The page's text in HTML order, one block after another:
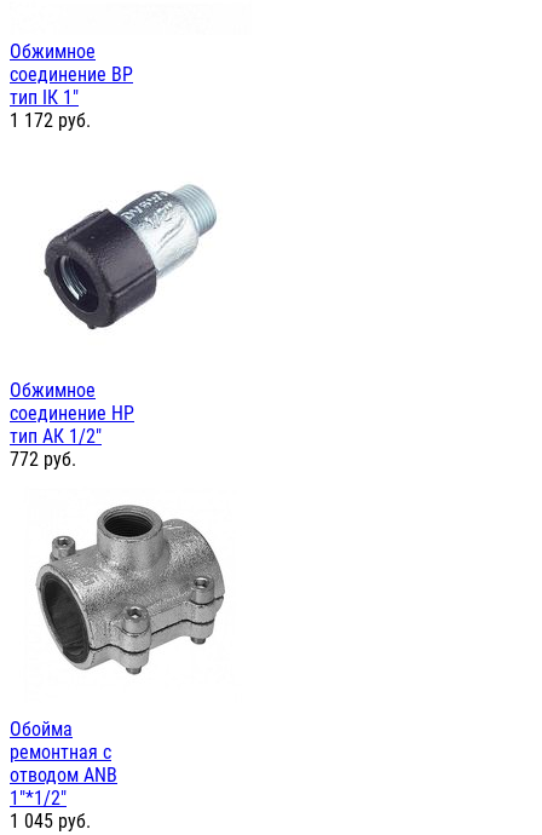
Обжимное
соединение ВР
тип IК 1"
1 172 руб.
Обжимное
соединение НР
тип АК 1/2"
772 руб.
Обойма
ремонтная с
отводом ANB
1"*1/2"
1 045 руб.